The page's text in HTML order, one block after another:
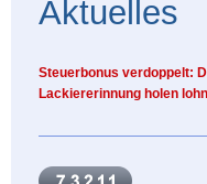
Aktuelles
Steuerbonus verdoppelt:
Lackiererinnung holen